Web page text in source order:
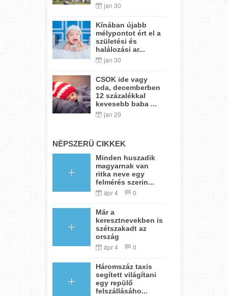
jan 30
Kínában újabb
mélypontot ért el a
születési és
halálozási ar...
jan 30
CSOK ide vagy
oda, decemberben
12 százalékkal
kevesebb baba ...
jan 29
NÉPSZERŰ CIKKEK
Minden huszadik
magyarnak van
ritka neve egy
felmérés szerin...
ápr 4 0
Már a
keresztnevekben is
szétszakadt az
ország
ápr 4 0
Háromszáz taxis
segített világítani
egy repülő
felszállásáho...